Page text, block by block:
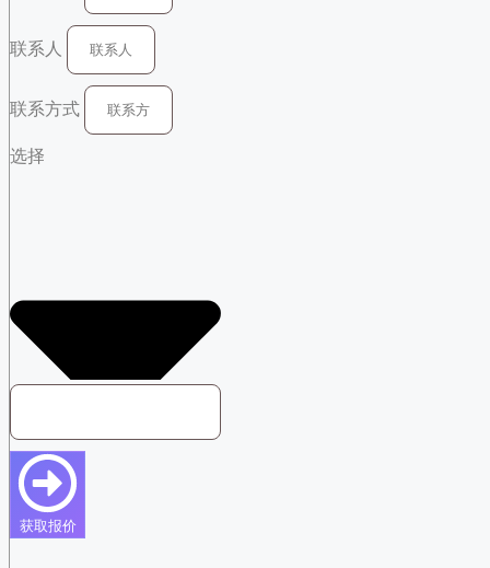
联系人
联系方式
选择
获取报价